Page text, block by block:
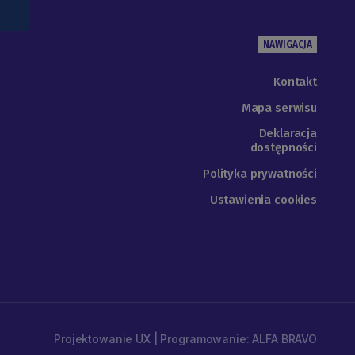
NAWIGACJA
Kontakt
Mapa serwisu
Deklaracja
dostępności
Polityka prywatności
Ustawienia cookies
Projektowanie UX | Programowanie: ALFA BRAVO